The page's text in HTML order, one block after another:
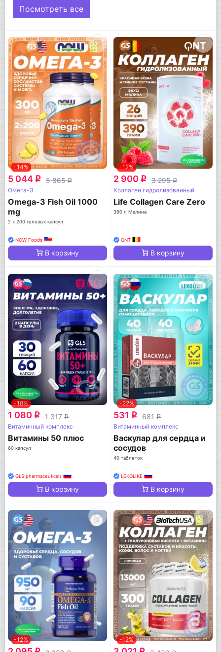
Посмотреть все
-14%
5 044 q 5 865q
Омега-3
Omega-3 Fish Oil 1000
mg
2 х 200 гелевых капсул
NOW Foods
В корзину
-12%
2 900 q 3 295q
Коллаген гидролизованный
Life Collagen Care Zero
390 г, Малина
QNT
В корзину
-18%
1 080 q 1 317q
Витаминный комплекс
Витамины 50 плюс
60 капсул
GLS pharmaceuticals
В корзину
-22%
531 q 681q
Витаминный комплекс
Васкулар для сердца и
сосудов
40 таблеток
LEKOLIKE
В корзину
-12% -12%